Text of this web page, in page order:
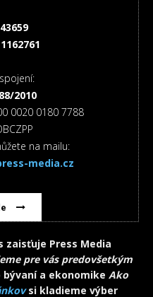
2010
0020 0180 7788
na mailu:
media.cz
zaisťuje Press Media
pre vás predovšetkým
a ekonomike Ako
si kladieme výber